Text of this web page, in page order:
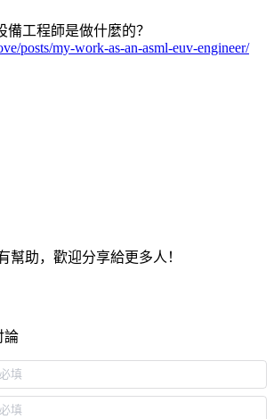
備工程師是做什麼的？
posts/my-work-as-an-asml-euv-engineer/
幫助，歡迎分享給更多人！
論